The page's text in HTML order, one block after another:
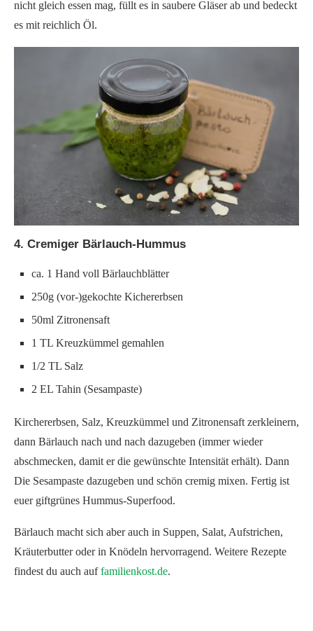
nicht gleich essen mag, füllt es in saubere Gläser ab und bedeckt
es mit reichlich Öl.
4. Cremiger Bärlauch-Hummus
ca. 1 Hand voll Bärlauchblätter
250g (vor-)gekochte Kichererbsen
50ml Zitronensaft
1 TL Kreuzkümmel gemahlen
1/2 TL Salz
2 EL Tahin (Sesampaste)
Kirchererbsen, Salz, Kreuzkümmel und Zitronensaft zerkleinern,
dann Bärlauch nach und nach dazugeben (immer wieder
abschmecken, damit er die gewünschte Intensität erhält). Dann
Die Sesampaste dazugeben und schön cremig mixen. Fertig ist
euer giftgrünes Hummus-Superfood.
Bärlauch macht sich aber auch in Suppen, Salat, Aufstrichen,
Kräuterbutter oder in Knödeln hervorragend. Weitere Rezepte
findest du auch auffamilienkost.de.